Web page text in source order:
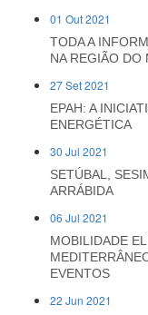
01 Out 2021
TODA A
NA REGIÃO DO
27 Set 2021
EPAH: A
ENERGÉTICA
30 Jul 2021
SETÚBAL,
ARRÁBIDA
06 Jul 2021
MOBILIDADE
EVENTOS
22 Jun 2021